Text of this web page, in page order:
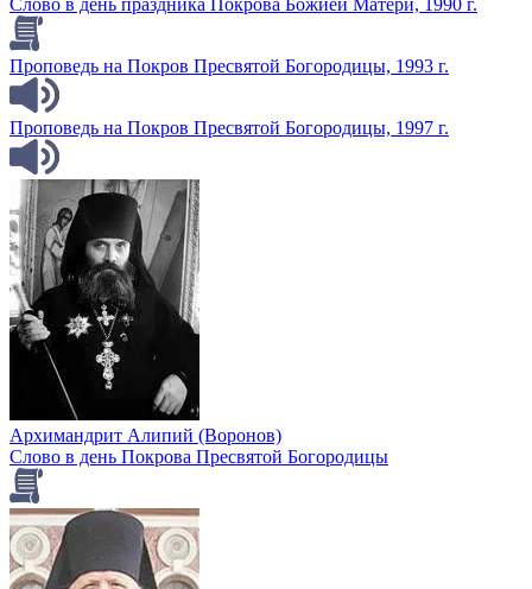
Проповедь на Покров Пресвятой Богородицы, 1993 г.
Проповедь на Покров Пресвятой Богородицы, 1997 г.
Архимандрит Алипий (Воронов)
Слово в день Покрова Пресвятой Богородицы